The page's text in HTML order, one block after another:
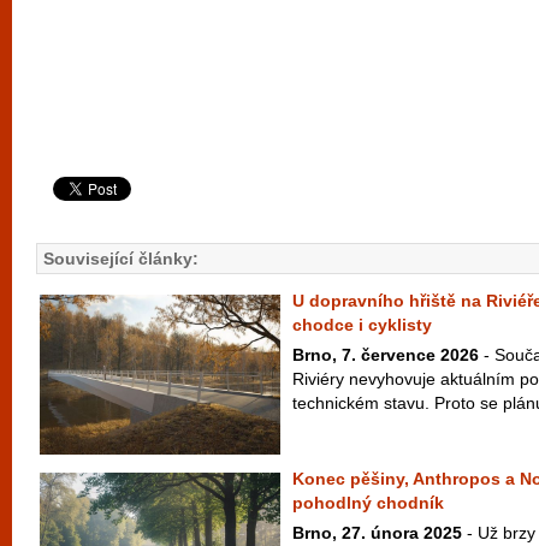
Související články:
U dopravního hřiště na
chodce i cyklisty
Brno, 7. července 2026 -
Riviéry nevyhovuje aktuálním
technickém stavu. Proto se
Konec pěšiny, Anthropos a
pohodlný chodník
Brno, 27. února 2025 - Už